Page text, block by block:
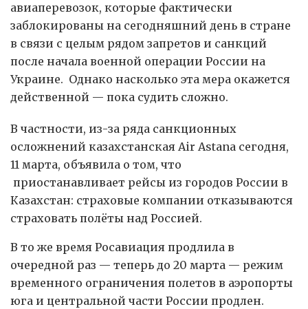
авиаперевозок, которые фактически
заблокированы на сегодняшний день в стране
в связи с целым рядом запретов и санкций
после начала военной операции России на
Украине. Однако насколько эта мера окажется
действенной — пока судить сложно.
В частности, из-за ряда санкционных
осложнений казахстанская Air Astana сегодня,
11 марта, объявила о том, что
приостанавливает рейсы из городов России в
Казахстан: страховые компании отказываются
страховать полёты над Россией.
В то же время Росавиация продлила в
очередной раз — теперь до 20 марта — режим
временного ограничения полетов в аэропорты
юга и центральной части России продлен.